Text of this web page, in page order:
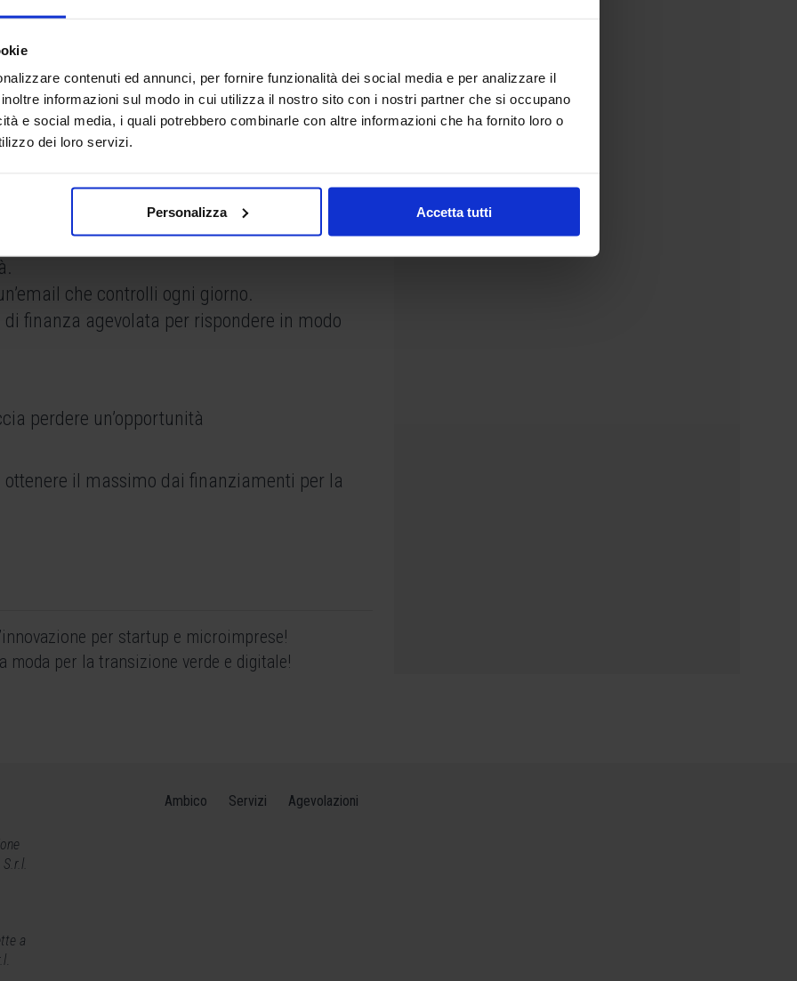
contenuti ed annunci, per fornire funzionalità dei social media e per analizzare il
informazioni sul modo in cui utilizza il nostro sito con i nostri partner che si occupano
e social media, i quali potrebbero combinarle con altre informazioni che ha fornito loro o
dei loro servizi.
Personalizza Accetta tutti
di finanziamento semplicemente perché non
Queste mail spesso hanno una scadenza
a risorse fondamentali per il tuo business.
che controlli ogni giorno.
di finanza agevolata per rispondere in modo
perdere un’opportunità
il massimo dai finanziamenti per la
per startup e microimprese!
moda per la transizione verde e digitale!
a
.
Ambico Servizi Agevolazioni